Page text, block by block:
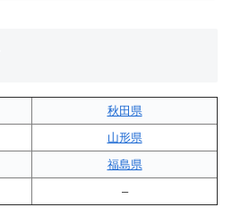
秋田県
山形県
福島県
–